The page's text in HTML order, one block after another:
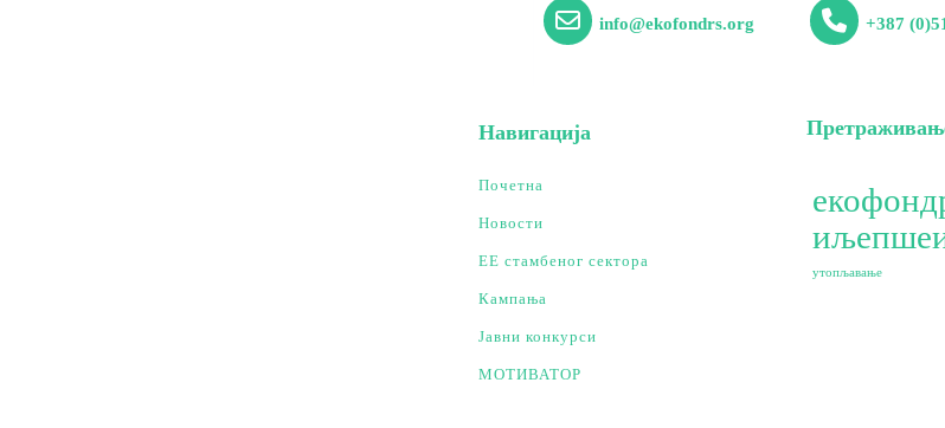
info@ekofondrs.org +387
Навигација
Почетна
Новости
ЕЕ стамбеног сектора
Кампања
Јавни конкурси
МОТИВАТОР
утопљавање